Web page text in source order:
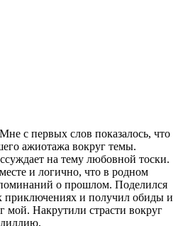
с первых слов показалось, что
ажиотажа вокруг темы.
на тему любовной тоски.
и логично, что в родном
о прошлом. Поделился
приключениях и получил обиды и
мой. Накрутили страсти вокруг